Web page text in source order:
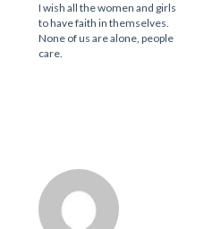
I wish all the women and girls
to have faith in themselves.
None of us are alone, people
care.